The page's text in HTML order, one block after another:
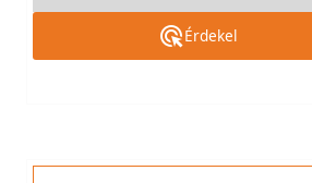
Érdekel